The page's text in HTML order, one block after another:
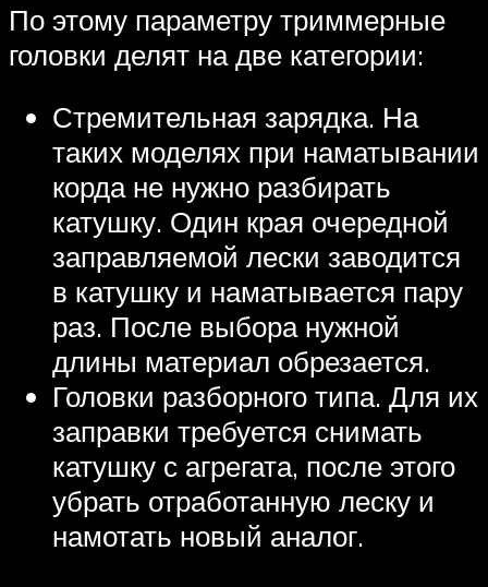
По этому параметру триммерные
головки делят на две категории:
Стремительная зарядка. На
таких моделях при наматывании
корда не нужно разбирать
катушку. Один края очередной
заправляемой лески заводится
в катушку и наматывается пару
раз. После выбора нужной
длины материал обрезается.
Головки разборного типа. Для их
заправки требуется снимать
катушку с агрегата, после этого
убрать отработанную леску и
намотать новый аналог.